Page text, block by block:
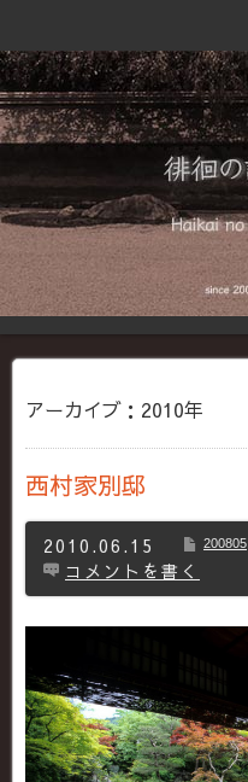
アーカイブ：2010年
西村家別邸
2010.06.15 200805
コメントを書く